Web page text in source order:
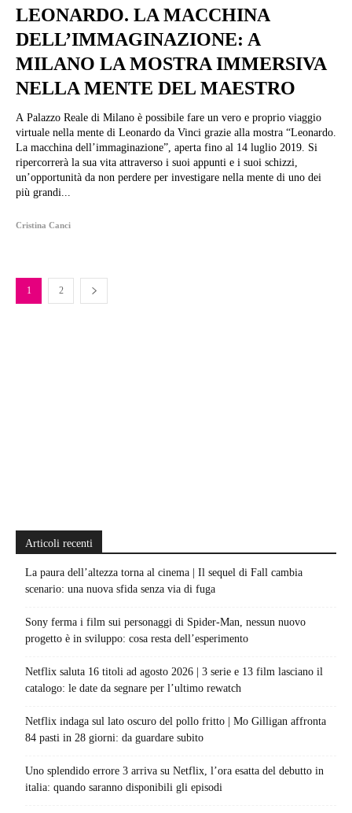
LEONARDO. LA MACCHINA
DELL’IMMAGINAZIONE: A
MILANO LA MOSTRA IMMERSIVA
NELLA MENTE DEL MAESTRO
A Palazzo Reale di Milano è possibile fare un vero e proprio viaggio
virtuale nella mente di Leonardo da Vinci grazie alla mostra “Leonardo.
La macchina dell’immaginazione”, aperta fino al 14 luglio 2019. Si
ripercorrerà la sua vita attraverso i suoi appunti e i suoi schizzi,
un’opportunità da non perdere per investigare nella mente di uno dei
più grandi...
Cristina Canci
1 2
Articoli recenti
La paura dell’altezza torna al cinema | Il sequel di Fall cambia
scenario: una nuova sfida senza via di fuga
Sony ferma i film sui personaggi di Spider-Man, nessun nuovo
progetto è in sviluppo: cosa resta dell’esperimento
Netflix saluta 16 titoli ad agosto 2026 | 3 serie e 13 film lasciano il
catalogo: le date da segnare per l’ultimo rewatch
Netflix indaga sul lato oscuro del pollo fritto | Mo Gilligan affronta
84 pasti in 28 giorni: da guardare subito
Uno splendido errore 3 arriva su Netflix, l’ora esatta del debutto in
italia: quando saranno disponibili gli episodi